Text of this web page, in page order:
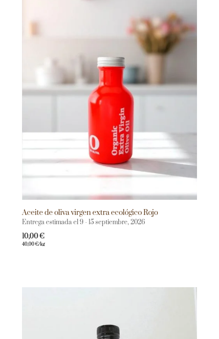
Aceite de oliva virgen extra ecológico Rojo
Entrega estimada el 9 - 15 septiembre, 2026
10,00€
40,00€/kg